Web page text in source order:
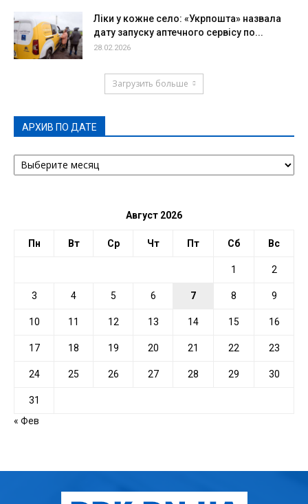
Ліки у кожне село: «Укрпошта» назвала
дату запуску аптечного сервісу по...
28.02.2026
Загрузить больше
АРХИВ ПО ДАТЕ
АРХИВ
ПО
Август 2026
Пн Вт Ср Чт Пт Сб Вс
1 2
3 4 5 6 7 8 9
10 11 12 13 14 15 16
17 18 19 20 21 22 23
24 25 26 27 28 29 30
31
« Фев